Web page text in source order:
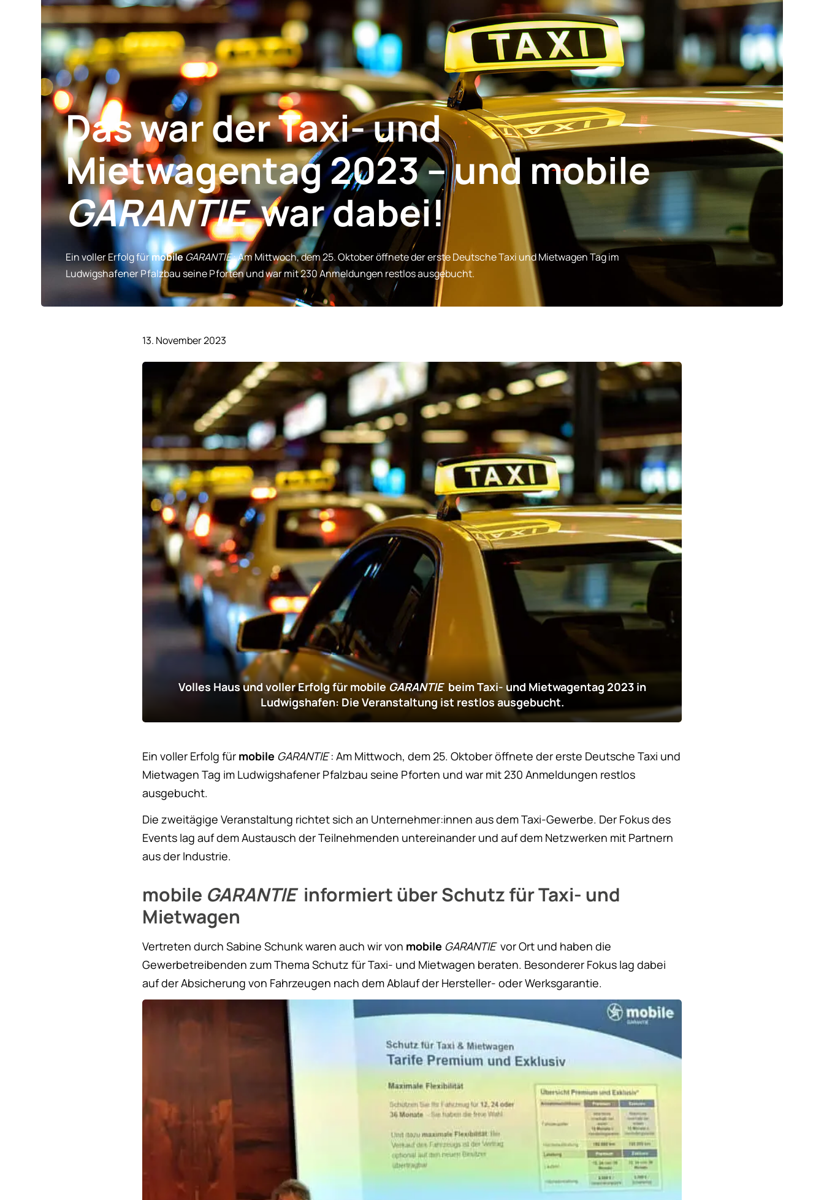
Das war der Taxi- und
Mietwagentag 2023 – undmobile
GARANTIEwar dabei!
Ein voller Erfolg fürmobileGARANTIE: Am Mittwoch, dem 25. Oktober öffnete der erste Deutsche Taxi und Mietwagen Tag im
Ludwigshafener Pfalzbau seine Pforten und war mit 230 Anmeldungen restlos ausgebucht.
13. November 2023
Volles Haus und voller Erfolg für mobileGARANTIE beim Taxi- und Mietwagentag 2023 in
Ludwigshafen: Die Veranstaltung ist restlos ausgebucht.
Ein voller Erfolg für mobile GARANTIE: Am Mittwoch, dem 25. Oktober öffnete der erste Deutsche Taxi und
Mietwagen Tag im Ludwigshafener Pfalzbau seine Pforten und war mit 230 Anmeldungen restlos
ausgebucht.
Die zweitägige Veranstaltung richtet sich an Unternehmer:innen aus dem Taxi-Gewerbe. Der Fokus des
Events lag auf dem Austausch der Teilnehmenden untereinander und auf dem Netzwerken mit Partnern
aus der Industrie.
mobile GARANTIE informiert über Schutz für Taxi- und
Mietwagen
Vertreten durch Sabine Schunk waren auch wir von mobile GARANTIE vor Ort und haben die
Gewerbetreibenden zum Thema Schutz für Taxi- und Mietwagen beraten. Besonderer Fokus lag dabei
auf der Absicherung von Fahrzeugen nach dem Ablauf der Hersteller- oder Werksgarantie.